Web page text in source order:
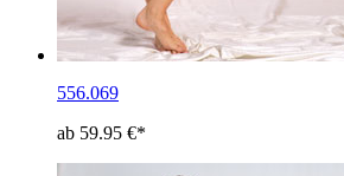
556.069
ab 59.95 €*